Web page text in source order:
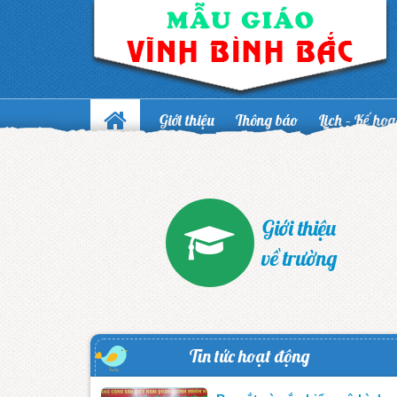
Giới thiệu Thông báo Lịch – Kế
Giới thiệu
về trường
Tin tức hoạt động